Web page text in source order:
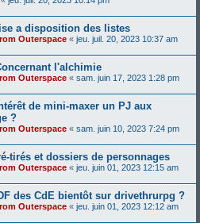
a disposition des listes
Outerspace « jeu. juil. 20, 2023 10:37 am
l'alchimie
Outerspace « sam. juin 17, 2023 1:28 pm
de mini-maxer un PJ aux
?
Outerspace « sam. juin 10, 2023 7:24 pm
tirés et dossiers de personnages
Outerspace « jeu. juin 01, 2023 12:15 am
des CdE bientôt sur drivethrurpg ?
Outerspace « jeu. juin 01, 2023 12:12 am